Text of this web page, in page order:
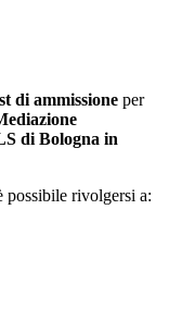
di ammissione per
di Bologna in
rivolgersi a: